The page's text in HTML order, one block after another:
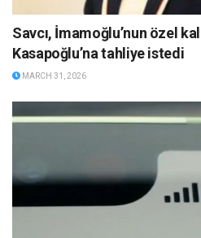
Savcı, İmamoğlu’nun özel
Kasapoğlu’na tahliye istedi
MARCH 31, 2026